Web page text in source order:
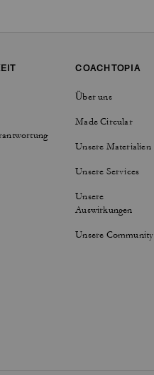
COACHTOPIA
Über uns
Made Circular
Unsere Materialien
Unsere Services
Unsere
Auswirkungen
Unsere Community